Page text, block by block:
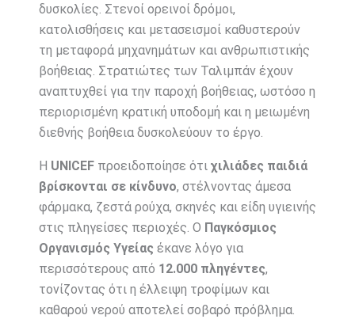
δυσκολίες. Στενοί ορεινοί δρόμοι,
κατολισθήσεις και μετασεισμοί καθυστερούν
τη μεταφορά μηχανημάτων και ανθρωπιστικής
βοήθειας. Στρατιώτες των Ταλιμπάν έχουν
αναπτυχθεί για την παροχή βοήθειας, ωστόσο η
περιορισμένη κρατική υποδομή και η μειωμένη
διεθνής βοήθεια δυσκολεύουν το έργο.
Η UNICEFπροειδοποίησε ότι χιλιάδες παιδιά
βρίσκονται σε κίνδυνο, στέλνοντας άμεσα
φάρμακα, ζεστά ρούχα, σκηνές και είδη υγιεινής
στις πληγείσες περιοχές. Ο Παγκόσμιος
Οργανισμός Υγείας έκανε λόγο για
περισσότερους από 12.000 πληγέντες,
τονίζοντας ότι η έλλειψη τροφίμων και
καθαρού νερού αποτελεί σοβαρό πρόβλημα.